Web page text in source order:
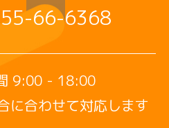
66-6368
9:00 - 18:00
に合わせて対応します